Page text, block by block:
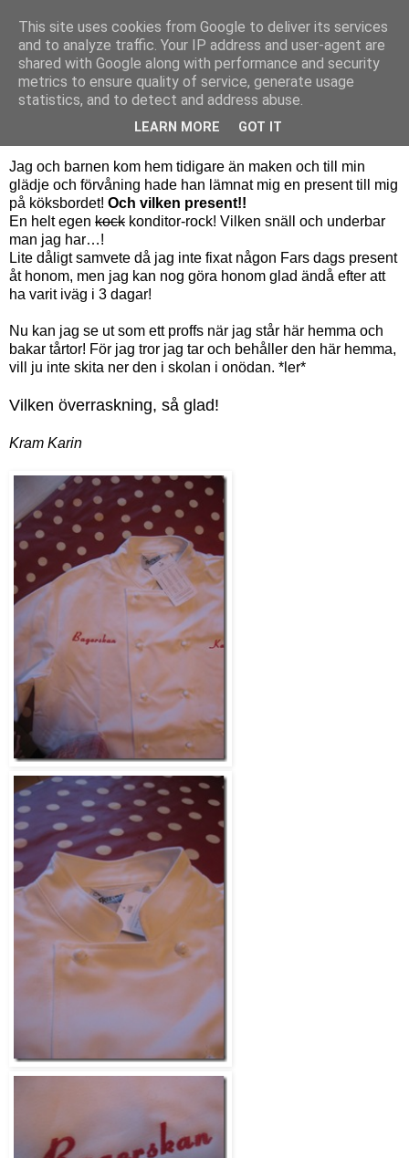
Bagerskan
söndag 14 november 2010
Vilken snäll man!
Jag och barnen kom hem tidigare än maken och till min
glädje och förvåning hade han lämnat mig en present till mig
på köksbordet! Och vilken present!!
En helt egen kock konditor-rock! Vilken snäll och underbar
man jag har…!
Lite dåligt samvete då jag inte fixat någon Fars dags present
åt honom, men jag kan nog göra honom glad ändå efter att
ha varit iväg i 3 dagar!
Nu kan jag se ut som ett proffs när jag står här hemma och
bakar tårtor! För jag tror jag tar och behåller den här hemma,
vill ju inte skita ner den i skolan i onödan. *ler*
Vilken överraskning, så glad!
Kram Karin
This site uses cookies from Google to deliver its services
and to analyze traffic. Your IP address and user-agent are
shared with Google along with performance and security
metrics to ensure quality of service, generate usage
statistics, and to detect and address abuse.
LEARN MORE GOT IT